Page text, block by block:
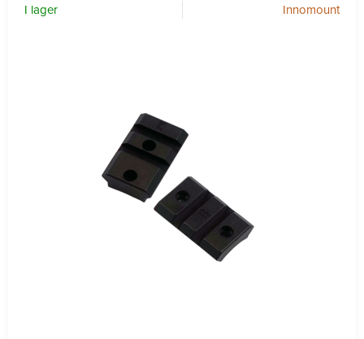
I lager Innomount